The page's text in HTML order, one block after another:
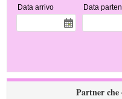
Data arrivo Data
Partner che